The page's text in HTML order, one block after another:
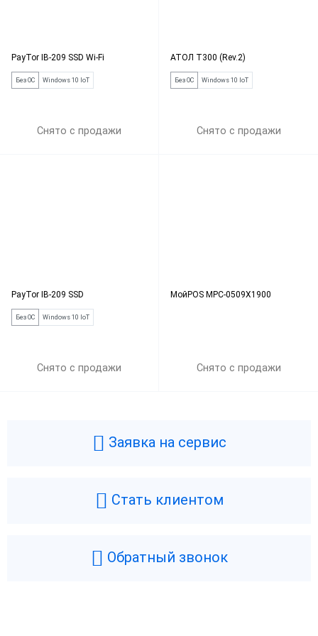
PayTor IB-209 SSD Wi-Fi
Без ОС Windows 10 IoT
Снято с продажи
АТОЛ Т300 (Rev.2)
Без ОС Windows 10 IoT
Снято с продажи
PayTor IB-209 SSD
Без ОС Windows 10 IoT
Снято с продажи
МойPOS MPC-0509X1900
Снято с продажи
Заявка на сервис
Стать клиентом
Обратный звонок